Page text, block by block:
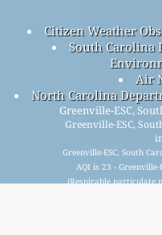
Citizen Weather
South Carolina
Air
North Carolina
Greenville-ESC,
Greenville-ESC,
Greenville-ESC, South
AQI is 23 - Greenville-
(Respirable particulate